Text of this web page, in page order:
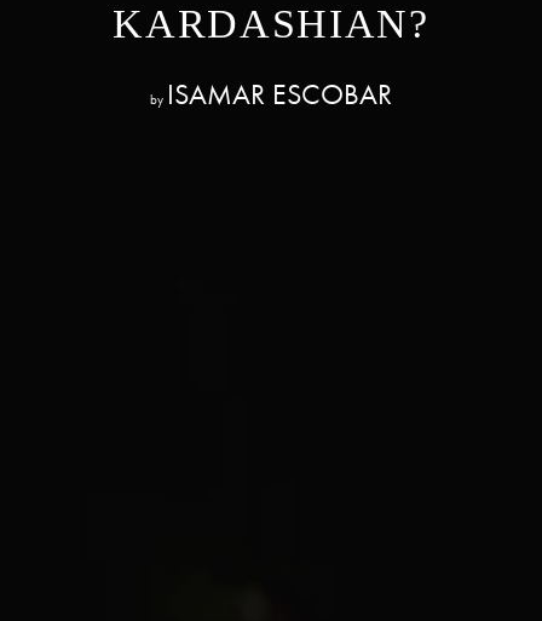
KARDASHIAN?
by ISAMAR ESCOBAR